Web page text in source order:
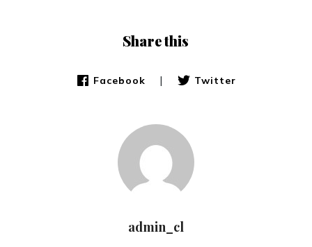
Share this
Facebook | Twitter
admin_cl